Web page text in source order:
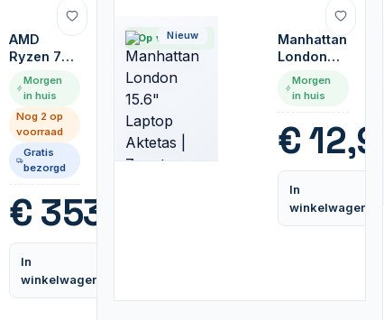
AMD
Ryzen 7
7700 | 8
Core |
3,8GHz
(5,3GHz
Turbo) |
AM5 |
Processor
Morgen
in huis
Nog 2 op
voorraad
Gratis
bezorgd
€ 353,99
In
winkelwagen
Op voorraad
Nieuw
Manhattan
London
15.6"
Laptop
Zwart
Morgen
in huis
€
In
winkelwagen